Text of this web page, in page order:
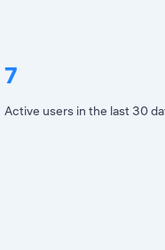
7
Active users in the last 30